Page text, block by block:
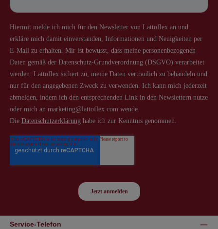
Service-Telefon